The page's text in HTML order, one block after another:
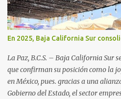
En 2025, Baja California Sur
La Paz, B.C.S. – Baja California Sur
que confirman su posición como la
en México, pues. gracias a una
Gobierno del Estado, el sector